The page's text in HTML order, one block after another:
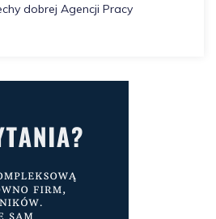
dobrej Agencji Pracy